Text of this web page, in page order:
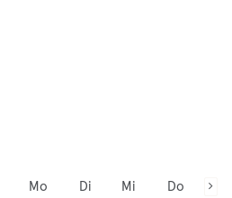
Mo
Di
Mi
Do